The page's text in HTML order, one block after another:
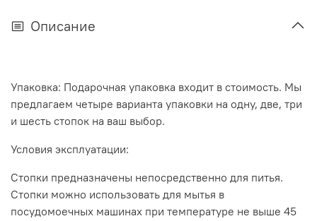
Описание
Упаковка: Подарочная упаковка входит в стоимость. Мы
предлагаем четыре варианта упаковки на одну, две, три
и шесть стопок на ваш выбор.
Условия эксплуатации:
Стопки предназначены непосредственно для питья.
Стопки можно использовать для мытья в
посудомоечных машинах при температуре не выше 45